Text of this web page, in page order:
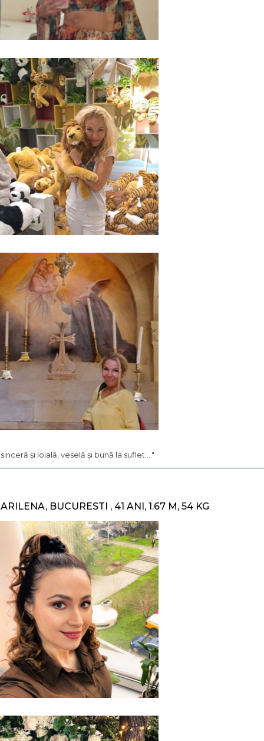
sinceră și loială, veselă și bună la suflet ..."
BUCURESTI , 41 ANI, 1.67 M, 54 KG